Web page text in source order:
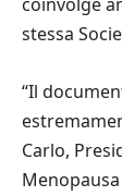
stessa
“Il
Carlo,